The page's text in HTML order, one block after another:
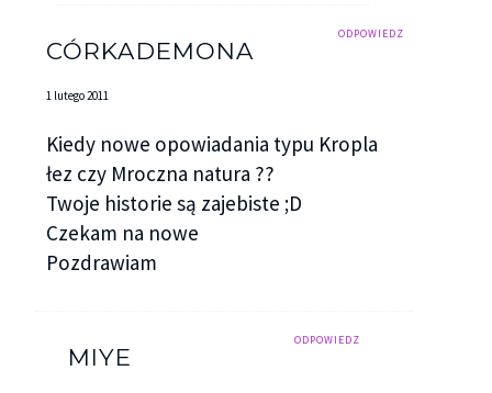
ODPOWIEDZ
CÓRKADEMONA
1 lutego 2011
Kiedy nowe opowiadania typu Kropla
łez czy Mroczna natura ??
Twoje historie są zajebiste ;D
Czekam na nowe
Pozdrawiam
ODPOWIEDZ
MIYE